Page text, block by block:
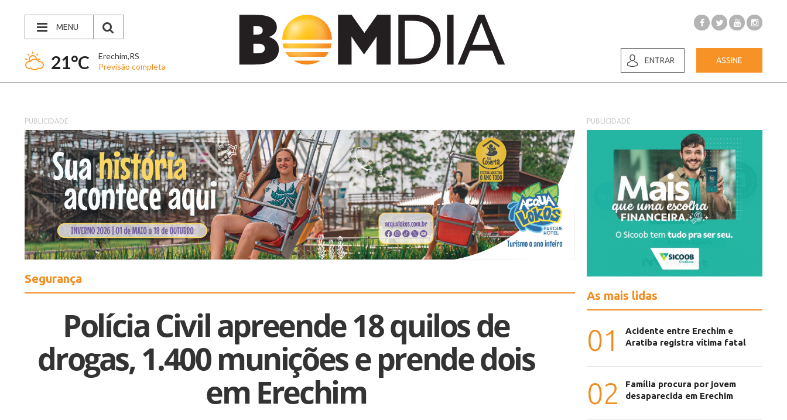
MENU
21°C
Erechim,RS
Previsão completa
ENTRAR ASSINE
PUBLICIDADE
Segurança
Polícia Civil apreende 18 quilos de
drogas, 1.400 munições e prende dois
em Erechim
PUBLICIDADE
As mais lidas
01
Acidente entre Erechim e
Aratiba registra vítima fatal
02
Família procura por jovem
desaparecida em Erechim